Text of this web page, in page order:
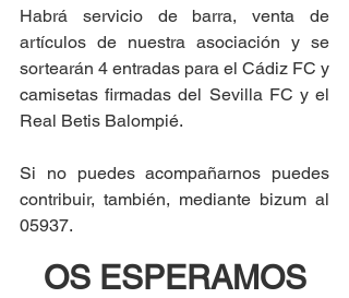
Habrá servicio de barra, venta de
artículos de nuestra asociación y se
sortearán 4 entradas para el Cádiz FC y
camisetas firmadas del Sevilla FC y el
Real Betis Balompié.
Si no puedes acompañarnos puedes
contribuir, también, mediante bizum al
05937.
OS ESPERAMOS